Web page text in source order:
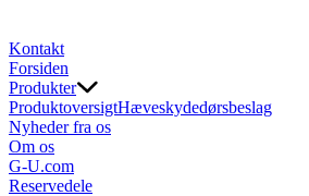
Kontakt
Forsiden
Produkter
ProduktoversigtHæveskydedørsbeslag
Nyheder fra os
Om os
G-U.com
Reservedele